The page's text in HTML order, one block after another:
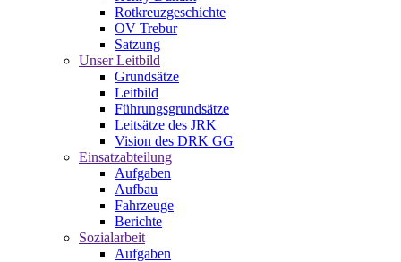
Rotkreuzgeschichte
OV Trebur
Satzung
Unser Leitbild
Grundsätze
Leitbild
Führungsgrundsätze
Leitsätze des JRK
Vision des DRK GG
Einsatzabteilung
Aufgaben
Aufbau
Fahrzeuge
Berichte
Sozialarbeit
Aufgaben